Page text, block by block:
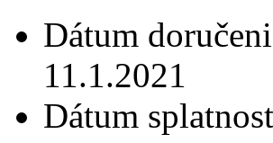
Dátum
11.1.2021
Dátum